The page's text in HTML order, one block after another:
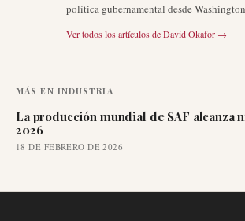
política gubernamental desde
Ver todos los artículos deDavid Okafor →
MÁS EN INDUSTRIA
La producción mundial de SAF alcanza
2026
18 DE FEBRERO DE 2026